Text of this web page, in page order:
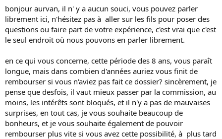
bonjour aurvan, il n' y a aucun souci, vous pouvez parler
librement ici, n'hésitez pas à aller sur les fils pour poser des
questions ou faire part de votre expérience, c'est vrai que c'est
le seul endroit où nous pouvons en parler librement.
en ce qui vous concerne, cette période des 8 ans, vous paraît
longue, mais dans combien d'années auriez vous finit de
rembourser si vous n'aviez pas fait ce dossier? sincèrement, je
pense que desfois, il vaut mieux passer par la commission, au
moins, les intérêts sont bloqués, et il n'y a pas de mauvaises
surprises, en tout cas, je vous souhaite beaucoup de
bonheurs, et je vous souhaite également de pouvoir
rembourser plus vite si vous avez cette possibilité, à plus tard